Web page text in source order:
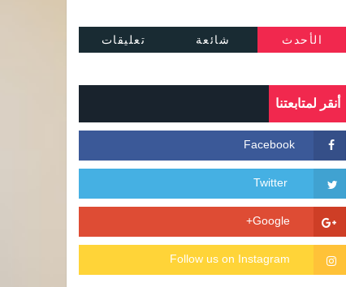
الأحدث شائعة تعليقات
أنقر لمتابعتنا